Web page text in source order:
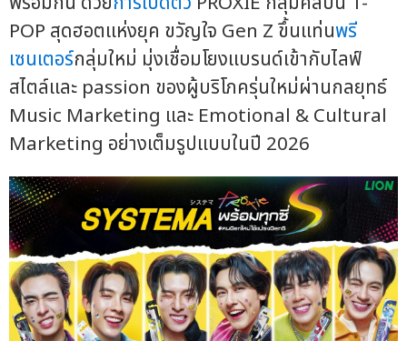
POP สุดฮอตแห่งยุค ขวัญใจ Gen Z ขึ้นแท่นพรี
เซนเตอร์กลุ่มใหม่ มุ่งเชื่อมโยงแบรนด์เข้ากับไลฟ์
สไตล์และ passion ของผู้บริโภครุ่นใหม่ผ่านกลยุทธ์
Music Marketing และ Emotional & Cultural
Marketing อย่างเต็มรูปแบบในปี 2026